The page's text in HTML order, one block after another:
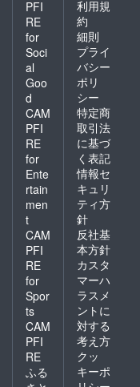
PFI
RE
for
Soci
al
Goo
d
CAM
PFI
RE
for
Ente
rtain
men
t
CAM
PFI
RE
for
Spor
ts
CAM
PFI
RE
ふる
利用規
約
細則
プライ
バシー
ポリ
シー
特定商
取引法
に基づ
く表記
情報セ
キュリ
ティ方
針
反社基
本方針
カスタ
マーハ
ラスメ
ントに
対する
考え方
クッ
キーポ